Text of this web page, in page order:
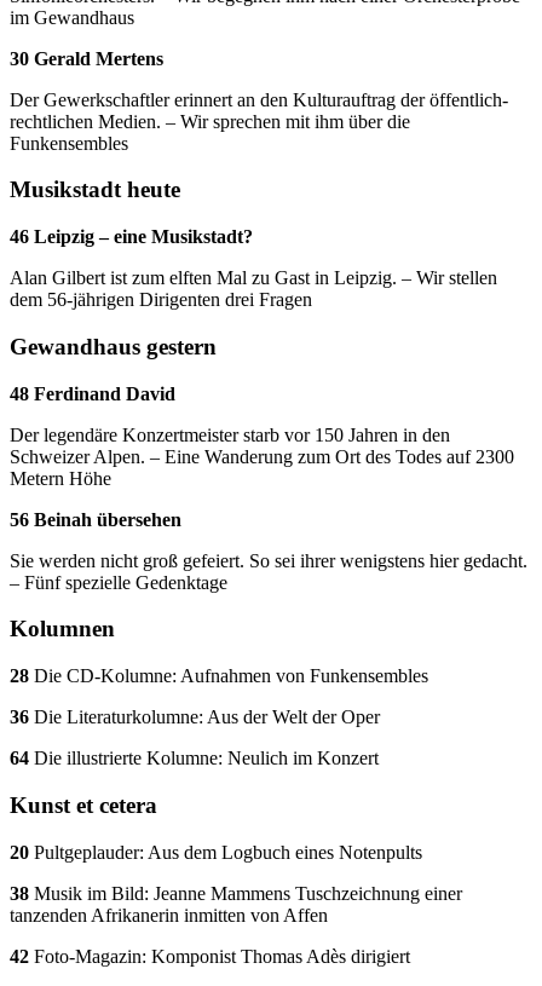
im Gewandhaus
30 Gerald Mertens
Der Gewerkschaftler erinnert an den Kulturauftrag der öffentlich-
rechtlichen Medien. – Wir sprechen mit ihm über die
Funkensembles
Musikstadt heute
46 Leipzig – eine Musikstadt?
Alan Gilbert ist zum elften Mal zu Gast in Leipzig. – Wir stellen
dem 56-jährigen Dirigenten drei Fragen
Gewandhaus gestern
48 Ferdinand David
Der legendäre Konzertmeister starb vor 150 Jahren in den
Schweizer Alpen. – Eine Wanderung zum Ort des Todes auf 2300
Metern Höhe
56 Beinah übersehen
Sie werden nicht groß gefeiert. So sei ihrer wenigstens hier gedacht.
– Fünf spezielle Gedenktage
Kolumnen
28 Die CD-Kolumne: Aufnahmen von Funkensembles
36 Die Literaturkolumne: Aus der Welt der Oper
64 Die illustrierte Kolumne: Neulich im Konzert
Kunst et cetera
20 Pultgeplauder: Aus dem Logbuch eines Notenpults
38 Musik im Bild: Jeanne Mammens Tuschzeichnung einer
tanzenden Afrikanerin inmitten von Affen
42 Foto-Magazin: Komponist Thomas Adès dirigiert